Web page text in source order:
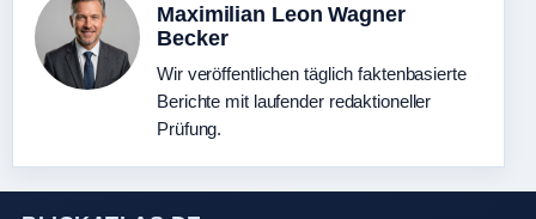
Maximilian Leon Wagner
Becker
Wir veröffentlichen täglich faktenbasierte
Berichte mit laufender redaktioneller
Prüfung.